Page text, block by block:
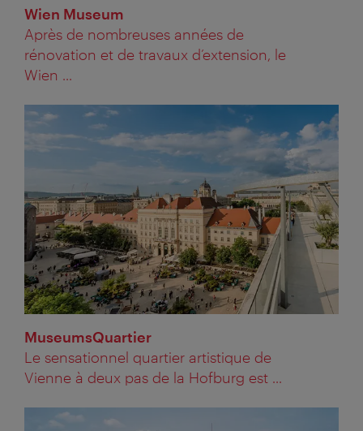
Wien Museum
Après de nombreuses années de
rénovation et de travaux d’extension, le
Wien ...
MuseumsQuartier
Le sensationnel quartier artistique de
Vienne à deux pas de la Hofburg est ...